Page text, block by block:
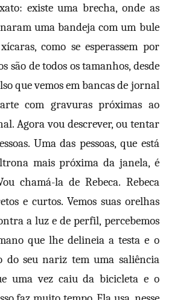
existe uma brecha, onde as
uma bandeja com um bule
como se esperassem por
são de todos os tamanhos, desde
que vemos em bancas de jornal
com gravuras próximas ao
Agora vou descrever, ou tentar
Uma das pessoas, que está
mais próxima da janela, é
chamá-la de Rebeca. Rebeca
e curtos. Vemos suas orelhas
a luz e de perfil, percebemos
que lhe delineia a testa e o
do seu nariz tem uma saliência
uma vez caiu da bicicleta e o